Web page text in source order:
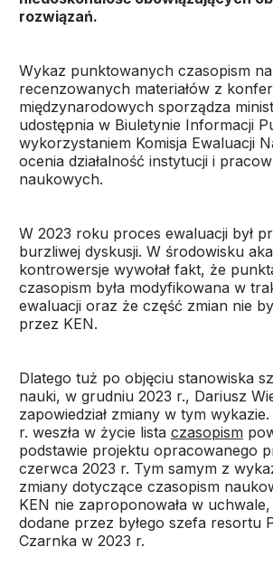
rozwiązań.
Wykaz punktowanych czasopism
recenzowanych materiałów z
międzynarodowych sporządza
udostępnia w Biuletynie Informacji
wykorzystaniem Komisja Ewaluacji
ocenia działalność instytucji i
naukowych.
W 2023 roku proces ewaluacji był
burzliwej dyskusji. W środowisku
kontrowersje wywołał fakt, że
czasopism była modyfikowana w
ewaluacji oraz że część zmian nie
przez KEN.
Dlatego tuż po objęciu stanowiska
nauki, w grudniu 2023 r., Dariusz
zapowiedział zmiany w tym
r. weszła w życie lista czasopism
podstawie projektu opracowanego
czerwca 2023 r. Tym samym z
zmiany dotyczące czasopism
KEN nie zaproponowała w
dodane przez byłego szefa resortu
Czarnka w 2023 r.